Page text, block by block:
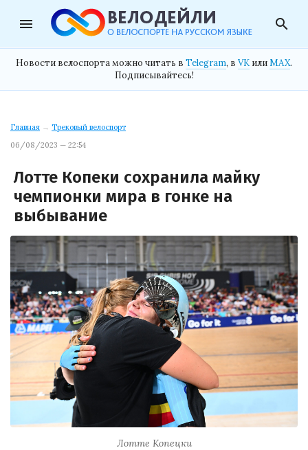
menu search
Новости велоспорта можно читать в Telegram, в VK илиMAX.
Подписывайтесь!
Главная → Трековый велоспорт
06/08/2023 — 22:54
Лотте Копеки сохранила майку
чемпионки мира в гонке на
выбывание
Лотте Копецки